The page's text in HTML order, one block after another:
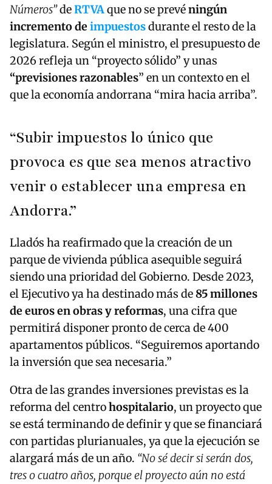
Números”deRTVAque no se prevéningún
incremento deimpuestosdurante el resto de la
legislatura. Según el ministro, el presupuesto de
2026 refleja un “proyecto sólido” y unas
“previsiones razonables” en un contexto en el
que la economía andorrana “mira hacia arriba”.
“Subir impuestos lo único que
provoca es que sea menos atractivo
venir o establecer una empresa en
Andorra.”
Lladós ha reafirmado que la creación de un
parque de vivienda pública asequible seguirá
siendo una prioridad del Gobierno. Desde 2023,
el Ejecutivo ya ha destinado más de85 millones
de euros en obras y reformas, una cifra que
permitirá disponer pronto de cerca de 400
apartamentos públicos. “Seguiremos aportando
la inversión que sea necesaria.”
Otra de las grandes inversiones previstas es la
reforma del centrohospitalario, un proyecto que
se está terminando de definir y que se financiará
con partidas plurianuales, ya que la ejecución se
alargará más de un año. “No sé decir si serán dos,
tres o cuatro años, porque el proyecto aún no está